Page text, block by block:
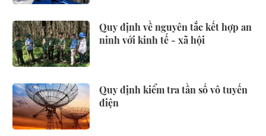
Quy định về nguyên tắc kết hợp an
ninh với kinh tế - xã hội
Quy định kiểm tra tần số vô tuyến
điện